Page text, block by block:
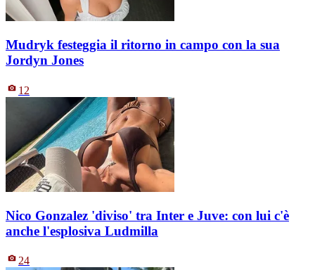
Mudryk festeggia il ritorno in campo con la sua
Jordyn Jones
12
Nico Gonzalez 'diviso' tra Inter e Juve: con lui c'è
anche l'esplosiva Ludmilla
24